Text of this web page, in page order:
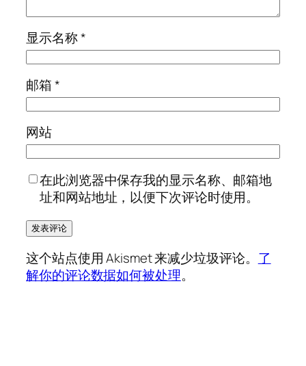
显示名称*
邮箱*
网站
在此浏览器中保存我的显示名称、邮箱地
址和网站地址，以便下次评论时使用。
这个站点使用 Akismet 来减少垃圾评论。 了
解你的评论数据如何被处理。